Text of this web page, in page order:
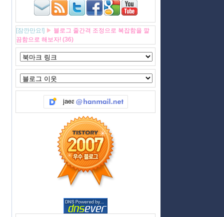
[잠깐만요!] ▶ 블로그 줄간격 조정으로 복잡함을 깔
끔함으로 해보자! (36)